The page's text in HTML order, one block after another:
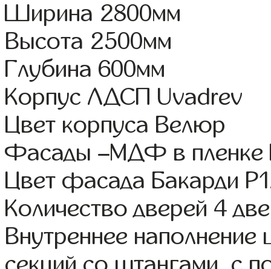
Ширина 2800мм
Высота 2500мм
Глубина 600мм
Корпус ЛДСП Uvadrev
Цвет корпуса Велюр
Фасады –МДФ в пленке
Цвет фасада Бакарди
Количество дверей 4
Внутреннее